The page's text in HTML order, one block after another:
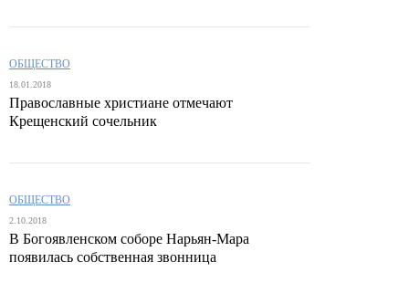
ОБЩЕСТВО
18.01.2018
Православные христиане отмечают
Крещенский сочельник
ОБЩЕСТВО
2.10.2018
В Богоявленском соборе Нарьян-Мара
появилась собственная звонница